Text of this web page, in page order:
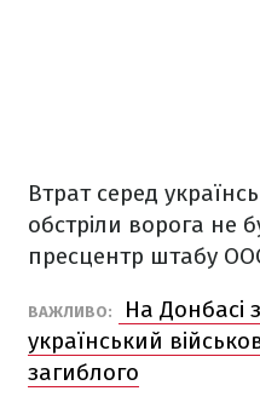
Втрат серед
обстріли ворога не
пресцентр штабу
ВАЖЛИВО:
На Донбасі
український
загиблого